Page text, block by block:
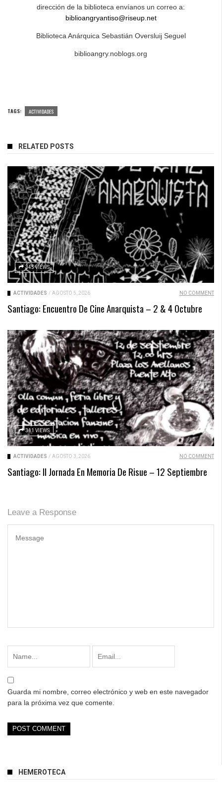
dirección de la biblioteca envíanos un correo a:
biblioangryantiso@riseup.net
Biblioteca Anárquica Sebastián Oversluij Seguel
biblioangry.noblogs.org
TAGS: ACTIVIDADES
RELATED POSTS
345 VIEWS
ACTIVIDADES / AGOSTO 5, 2026 NO COMMENT
Santiago: Encuentro De Cine Anarquista – 2 & 4 Octubre
311 VIEWS
ACTIVIDADES / AGOSTO 3, 2026 NO COMMENT
Santiago: II Jornada En Memoria De Risue – 12 Septiembre
Leave a Response
Guarda mi nombre, correo electrónico y web en este navegador
para la próxima vez que comente.
HEMEROTECA